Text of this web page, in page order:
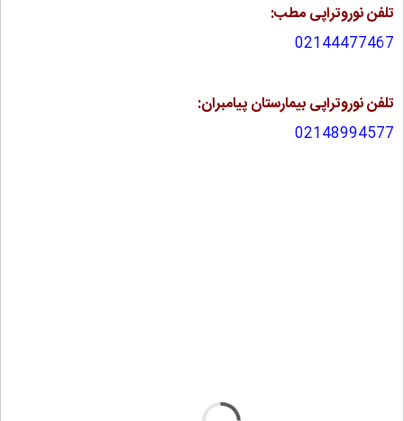
تلفن نوروتراپی مطب:
02144477467
تلفن نوروتراپی بیمارستان پیامبران:
02148994577